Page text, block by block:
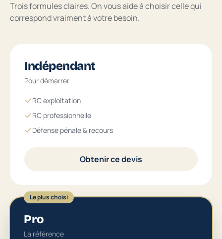
Trois formules claires. On vous aide à choisir celle qui
correspond vraiment à votre besoin.
Indépendant
Pour démarrer
RC exploitation
RC professionnelle
Défense pénale & recours
Obtenir ce devis
Le plus choisi
Pro
La référence